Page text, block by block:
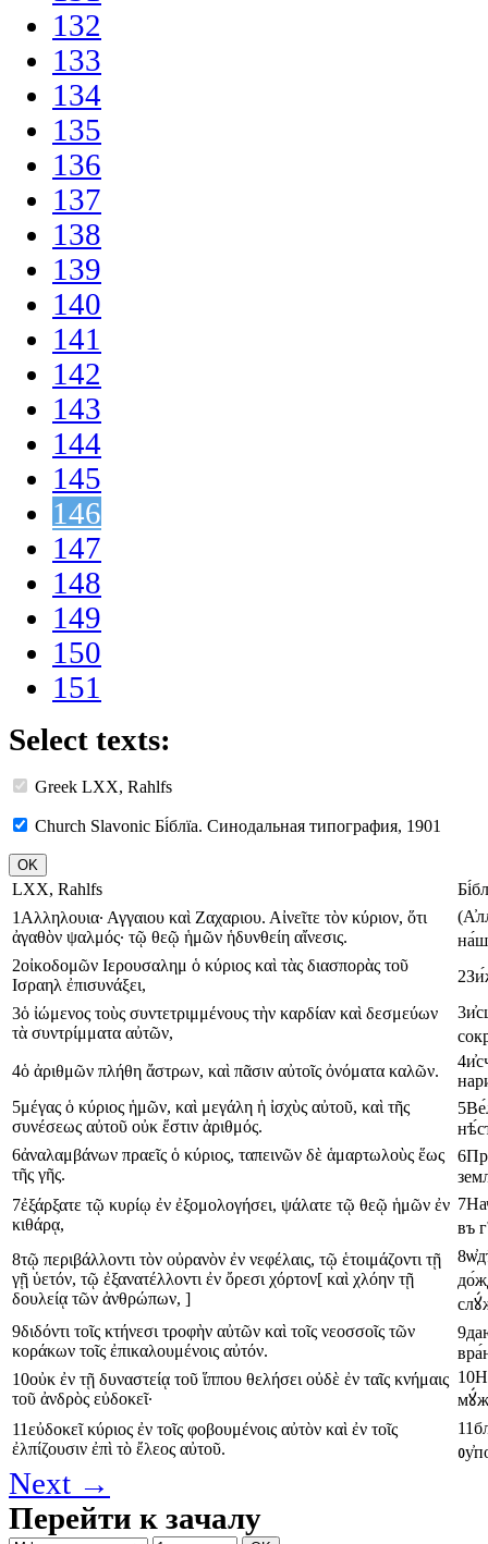
132
133
134
135
136
137
138
139
140
141
142
143
144
145
146
147
148
149
150
151
Select texts:
Greek LXX, Rahlfs
Church Slavonic Бі́блїа. Синодальная типография, 1901
LXX, Rahlfs
1 Αλληλουια· Αγγαιου καὶ Ζαχαριου. Αἰνεῖτε τὸν κύριον, ὅτι
ἀγαθὸν ψαλμός· τῷ θεῷ ἡμῶν ἡδυνθείη αἴνεσις.
(
2οἰκοδομῶν Ιερουσαλημ ὁ κύριος καὶ τὰς διασπορὰς τοῦ
Ισραηλ ἐπισυνάξει, 2
3ὁ ἰώμενος τοὺς συντετριμμένους τὴν καρδίαν καὶ δεσμεύων
τὰ συντρίμματα αὐτῶν,
3
4ὁ ἀριθμῶν πλήθη ἄστρων, καὶ πᾶσιν αὐτοῖς ὀνόματα καλῶν.
4
5μέγας ὁ κύριος ἡμῶν, καὶ μεγάλη ἡ ἰσχὺς αὐτοῦ, καὶ τῆς
συνέσεως αὐτοῦ οὐκ ἔστιν ἀριθμός.
5
6ἀναλαμβάνων πραεῖς ὁ κύριος, ταπεινῶν δὲ ἁμαρτωλοὺς ἕως
τῆς γῆς.
6
7ἐξάρξατε τῷ κυρίῳ ἐν ἐξομολογήσει, ψάλατε τῷ θεῷ ἡμῶν ἐν
κιθάρᾳ,
7
въ
8τῷ περιβάλλοντι τὸν οὐρανὸν ἐν νεφέλαις, τῷ ἑτοιμάζοντι τῇ
γῇ ὑετόν, τῷ ἐξανατέλλοντι ἐν ὄρεσι χόρτον[ καὶ χλόην τῇ
δουλείᾳ τῶν ἀνθρώπων, ]
8
9διδόντι τοῖς κτήνεσι τροφὴν αὐτῶν καὶ τοῖς νεοσσοῖς τῶν
κοράκων τοῖς ἐπικαλουμένοις αὐτόν.
9
10οὐκ ἐν τῇ δυναστείᾳ τοῦ ἵππου θελήσει οὐδὲ ἐν ταῖς κνήμαις
τοῦ ἀνδρὸς εὐδοκεῖ·
10
11εὐδοκεῖ κύριος ἐν τοῖς φοβουμένοις αὐτὸν καὶ ἐν τοῖς
ἐλπίζουσιν ἐπὶ τὸ ἔλεος αὐτοῦ.
11
Next →
Перейти к зачалу